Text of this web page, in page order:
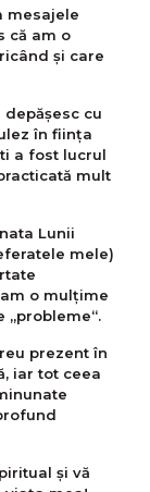
mesajele
că am o
și care
cu
în fiinţa
a fost lucrul
mult
Lunii
mele)
o mulţime
prezent în
iar tot ceea
și vă